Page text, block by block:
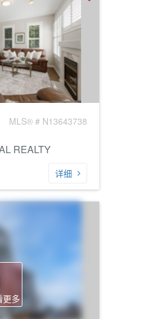
MLS® # N13643738
REALTY
详细
更多